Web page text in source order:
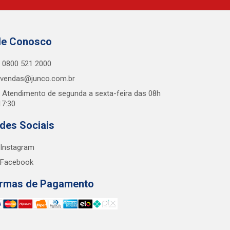
Conosco
0800 521 2000
vendas@junco.com.br
Atendimento de segunda a sexta-feira das 08h
Sociais
Instagram
Facebook
de Pagamento